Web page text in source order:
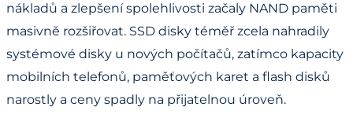
nákladů a zlepšení spolehlivosti začaly NAND paměti
masivně rozšiřovat. SSD disky téměř zcela nahradily
systémové disky u nových počítačů, zatímco kapacity
mobilních telefonů, paměťových karet a flash disků
narostly a ceny spadly na přijatelnou úroveň.